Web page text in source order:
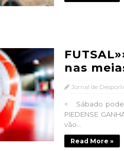
nas
Jornal de
< Sábado
PIEDENSE
vão...
Read More »